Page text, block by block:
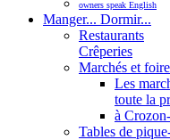
owners speak English
Manger... Dormir...
Restaurants
Crêperies
Marchés et
Les
toute la
à
Tables de